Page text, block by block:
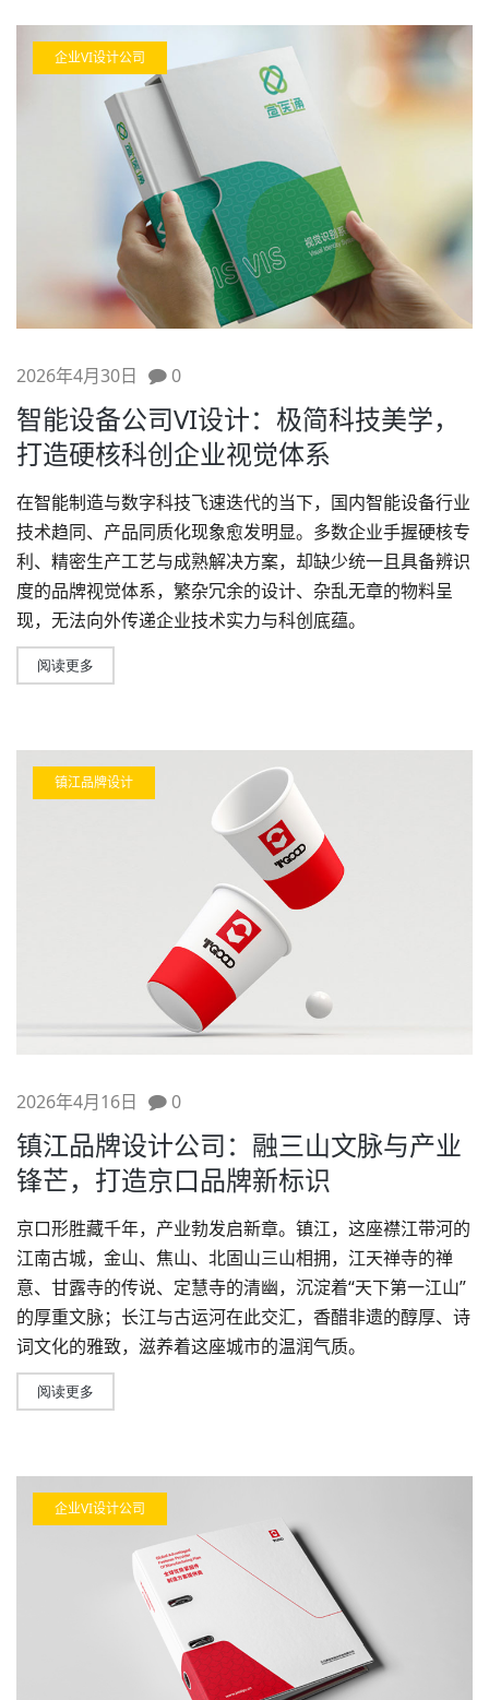
企业VI设计公司
2026年4月30日 0
智能设备公司VI设计：极简科技美学，
打造硬核科创企业视觉体系
在智能制造与数字科技飞速迭代的当下，国内智能设备行业
技术趋同、产品同质化现象愈发明显。多数企业手握硬核专
利、精密生产工艺与成熟解决方案，却缺少统一且具备辨识
度的品牌视觉体系，繁杂冗余的设计、杂乱无章的物料呈
现，无法向外传递企业技术实力与科创底蕴。
阅读更多
镇江品牌设计
2026年4月16日 0
镇江品牌设计公司：融三山文脉与产业
锋芒，打造京口品牌新标识
京口形胜藏千年，产业勃发启新章。镇江，这座襟江带河的
江南古城，金山、焦山、北固山三山相拥，江天禅寺的禅
意、甘露寺的传说、定慧寺的清幽，沉淀着“天下第一江山”
的厚重文脉；长江与古运河在此交汇，香醋非遗的醇厚、诗
词文化的雅致，滋养着这座城市的温润气质。
阅读更多
企业VI设计公司